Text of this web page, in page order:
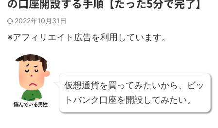
2022年10月31日
※アフィリエイト広告を利用しています。
悩んでいる男性
仮想通貨を買ってみたいから、ビッ
トバンク口座を開設してみたい。